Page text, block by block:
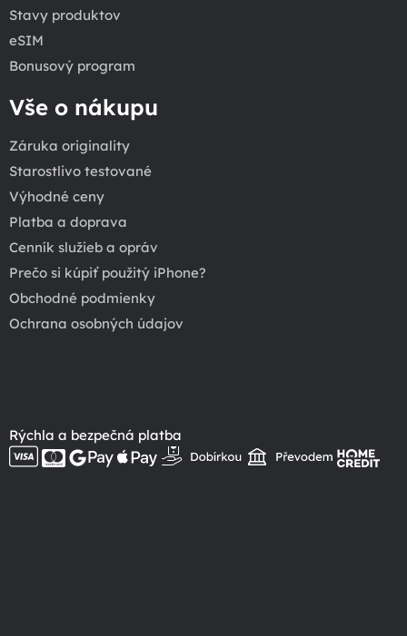
Stavy produktov
eSIM
Bonusový program
Vše o nákupu
Záruka originality
Starostlivo testované
Výhodné ceny
Platba a doprava
Cenník služieb a opráv
Prečo si kúpiť použitý iPhone?
Obchodné podmienky
Ochrana osobných údajov
Rýchla a bezpečná platba